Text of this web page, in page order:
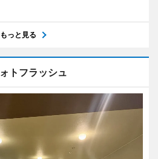
もっと見る
トフラッシュ